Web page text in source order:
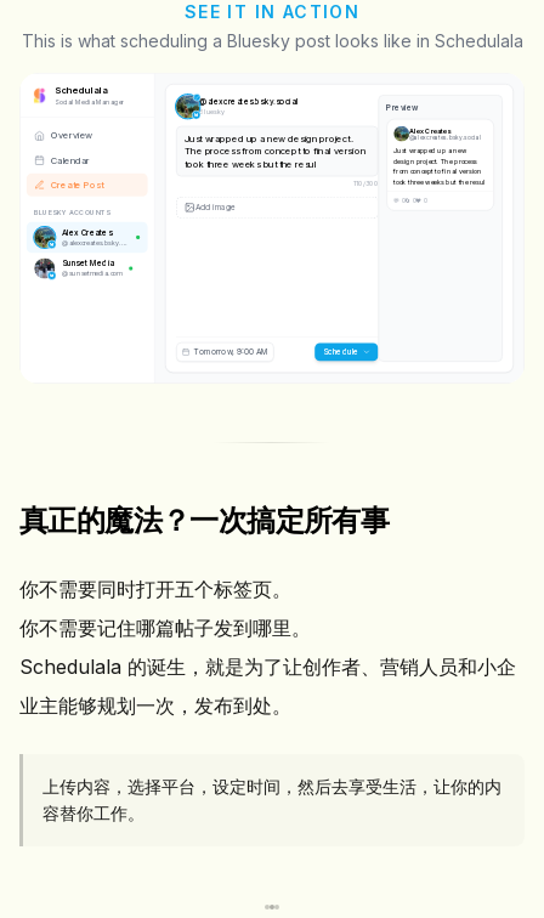
SEE IT IN ACTION
This is what scheduling a Bluesky post looks like in Schedulala
Schedulala
Social Media Manager
Overview
Calendar
Create Post
BLUESKY ACCOUNTS
Alex Creates
@ alexcreates.bsky.social
Sunset Media
@sunsetmedia.com
@ alexcreates.bsky.social
Bluesky
Just wrapped up a new design project.
The process from concept to final version
took three weeks but the result was worth
Tomorrow, 9:00 AM Schedule
Preview
Alex Creates
@alexcreates.bsky.social
Just wrapped up a new
design project. The process
from concept to final version
took three weeks but the
真正的魔法？一次搞定所有事
你不需要同时打开五个标签页。
你不需要记住哪篇帖子发到哪里。
Schedulala 的诞生，就是为了让创作者、营销人员和小企
业主能够规划一次，发布到处。
上传内容，选择平台，设定时间，然后去享受生活，让你的内
容替你工作。